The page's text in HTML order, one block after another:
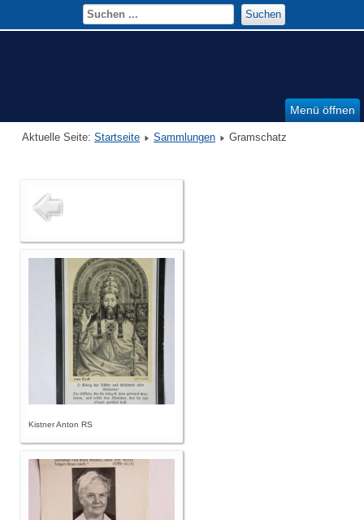
Menü öffnen
Suchen
Aktuelle Seite: Startseite Sammlungen Gramschatz
Kistner Anton RS